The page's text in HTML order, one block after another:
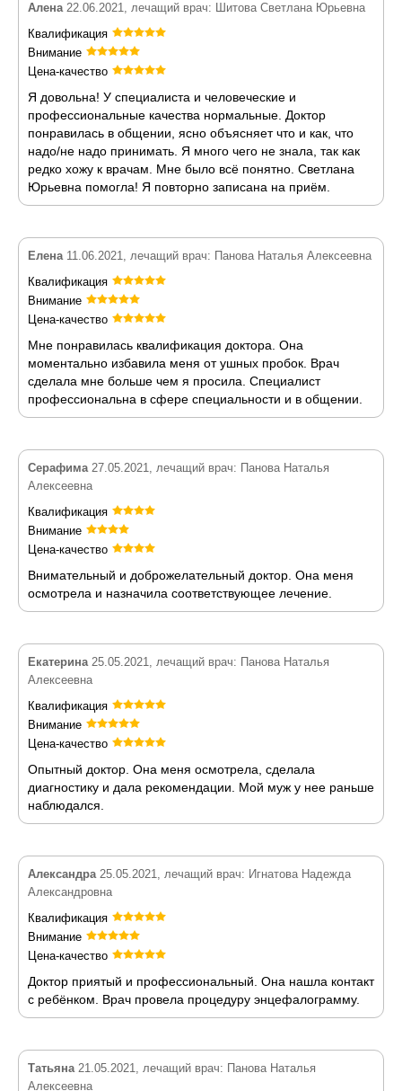
Алена22.06.2021, лечащий врач: Шитова Светлана Юрьевна
Квалификация
Внимание
Цена-качество
Я довольна! У специалиста и человеческие и
профессиональные качества нормальные. Доктор
понравилась в общении, ясно объясняет что и как, что
надо/не надо принимать. Я много чего не знала, так как
редко хожу к врачам. Мне было всё понятно. Светлана
Юрьевна помогла! Я повторно записана на приём.
Елена11.06.2021, лечащий врач: Панова Наталья Алексеевна
Квалификация
Внимание
Цена-качество
Мне понравилась квалификация доктора. Она
моментально избавила меня от ушных пробок. Врач
сделала мне больше чем я просила. Специалист
профессиональна в сфере специальности и в общении.
Серафима27.05.2021, лечащий врач: Панова Наталья
Алексеевна
Квалификация
Внимание
Цена-качество
Внимательный и доброжелательный доктор. Она меня
осмотрела и назначила соответствующее лечение.
Екатерина25.05.2021, лечащий врач: Панова Наталья
Алексеевна
Квалификация
Внимание
Цена-качество
Опытный доктор. Она меня осмотрела, сделала
диагностику и дала рекомендации. Мой муж у нее раньше
наблюдался.
Александра25.05.2021, лечащий врач: Игнатова Надежда
Александровна
Квалификация
Внимание
Цена-качество
Доктор приятый и профессиональный. Она нашла контакт
с ребёнком. Врач провела процедуру энцефалограмму.
Татьяна21.05.2021, лечащий врач: Панова Наталья
Алексеевна